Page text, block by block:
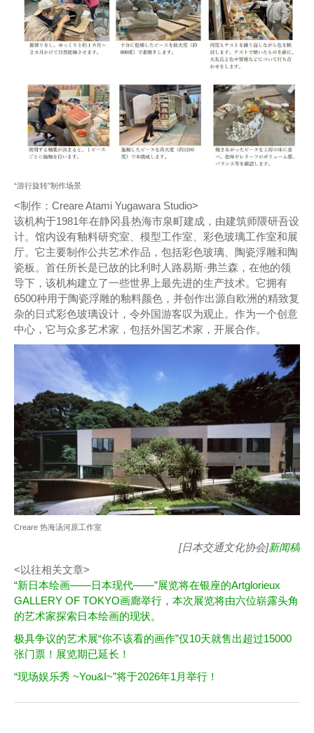
“游行旋转”制作场景
<制作：Creare Atami Yugawara Studio>
该机构于1981年在静冈县热海市泉町建成，由建筑师隈研吾设
计。馆内设有釉料研究室、模型工作室、彩色玻璃工作室和展
厅。它主要制作公共艺术作品，包括彩色玻璃、陶瓷浮雕和陶
瓷板。首任所长是已故的比利时人路易斯·弗兰森，在他的领
导下，该机构建立了一些世界上最先进的生产技术。它拥有
6500种用于陶瓷浮雕的釉料颜色，并创作出源自欧洲的精致复
杂的日式彩色玻璃设计，令外国游客叹为观止。作为一个创意
中心，它与众多艺术家，包括外国艺术家，开展合作。
Creare 热海汤河原工作室
[日本交通文化协会]新闻稿
<以往相关文章>
“新日本绘画——日本现代——”展览将在银座的Artglorieux
GALLERY OF TOKYO画廊举行，本次展览将由六位崭露头角
的艺术家探索日本绘画的现状。
极具争议的艺术展“你不该看的画作”仅10天就售出超过15000
张门票！展览期已延长！
“现场娱乐秀 ~You&I~”将于2026年1月举行！